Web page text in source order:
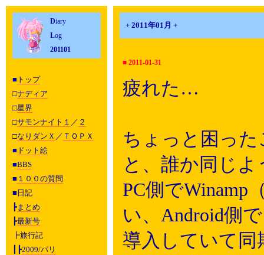
Diary
Log
201101
■ トップ
□ナディア
□星界
□サモンナイト１ ／ ２
□なりダンＸ ／ ＴＯＰＸ
■ ドット絵
■BBS
■ １００の質問
■日記
┣まとめ
┣最新号
┣旅行記
┃┣2009/パリ
+ 2011年01月 +
■ 2011-01-31
疲れた…
ちょっと困っ
と、誰か同じ
PC側でWinamp
い、Android側
導入していて